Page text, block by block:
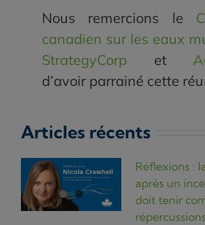
Nous remercions le
canadien sur les eaux
StrategyCorp et
d’avoir parrainé cette
Articles récents
Réflexions :
après un
doit tenir